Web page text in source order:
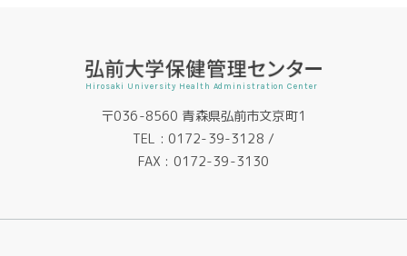
Hirosaki University Health Administration Center
〒036-8560 青森県弘前市文京町1
TEL : 0172-39-3128 /
FAX : 0172-39-3130